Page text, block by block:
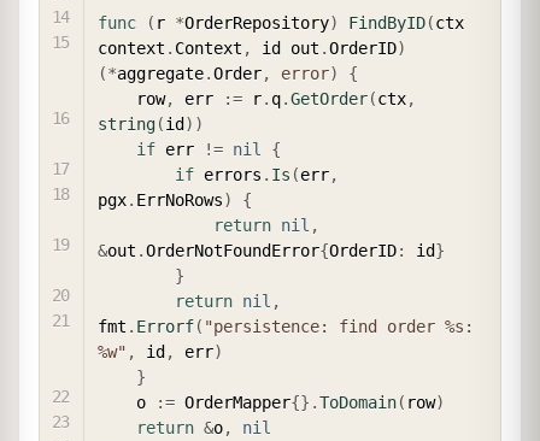
func ( r *OrderRepository) FindByID(ctx
context . Context , id out .OrderID)
(*aggregate.Order, error)
{
    row
, err := r. q.GetOrder(ctx,
string(id ) )
if err != nil
{
if errors . Is (err,
pgx. ErrNoRows)
{
return nil ,
&out .OrderNotFoundError{OrderID: id}
}
return nil ,
fmt . Errorf( "persistence: find order %s:
%w" , id , err)
}
    o
:= OrderMapper{} .ToDomain( row)
return &o,
nil